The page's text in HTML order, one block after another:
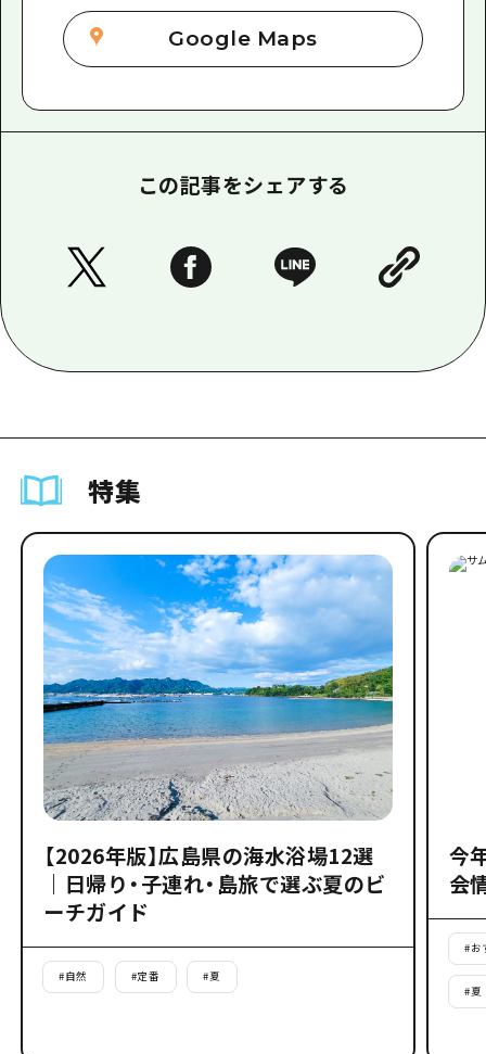
Google Maps
この記事をシェアする
特集
【2026年版】広島県の海水浴場12選
｜日帰り・子連れ・島旅で選ぶ夏のビ
ーチガイド
#自然 #定番 #夏
今
会
#お
#夏